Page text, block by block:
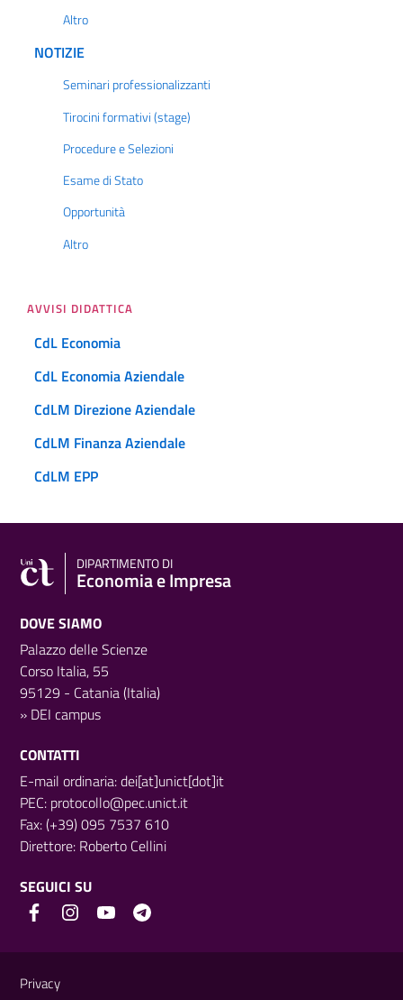
Altro
NOTIZIE
Seminari professionalizzanti
Tirocini formativi (stage)
Procedure e Selezioni
Esame di Stato
Opportunità
Altro
AVVISI DIDATTICA
CdL Economia
CdL Economia Aziendale
CdLM Direzione Aziendale
CdLM Finanza Aziendale
CdLM EPP
DIPARTIMENTO DI
Economia e Impresa
DOVE SIAMO
Palazzo delle Scienze
Corso Italia, 55
95129 - Catania (Italia)
» DEI campus
CONTATTI
E-mail ordinaria: dei[at]unict[dot]it
PEC: protocollo@pec.unict.it
Fax: (+39) 095 7537 610
Direttore: Roberto Cellini
SEGUICI SU
Privacy